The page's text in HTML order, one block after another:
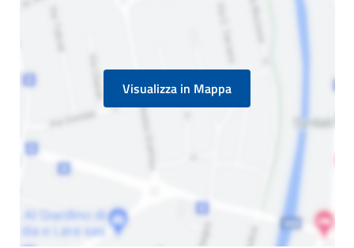
Visualizza in Mappa